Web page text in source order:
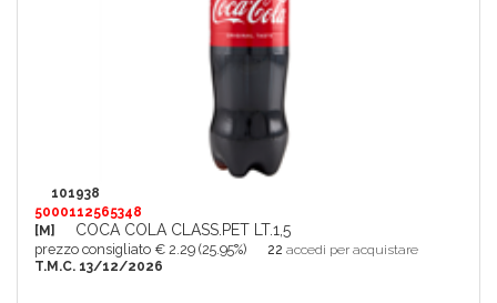
101938
5000112565348
[M]
COCA COLA CLASS.PET LT.1,5
prezzo consigliato € 2.29 (25.95%) 22 accedi per acquistare
T.M.C. 13/12/2026